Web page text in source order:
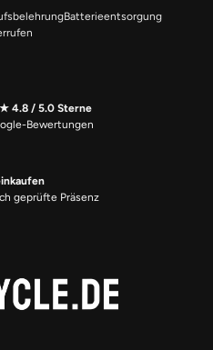
Batterieentsorgung
/ 5.0 Sterne
Bewertungen
geprüfte Präsenz